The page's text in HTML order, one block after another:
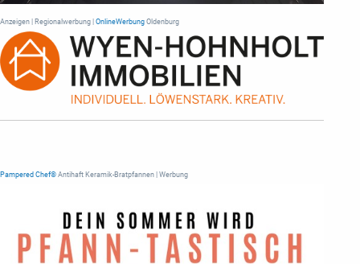
Anzeigen | Regionalwerbung | OnlineWerbung Oldenburg
Pampered Chef® Antihaft Keramik-Bratpfannen | Werbung